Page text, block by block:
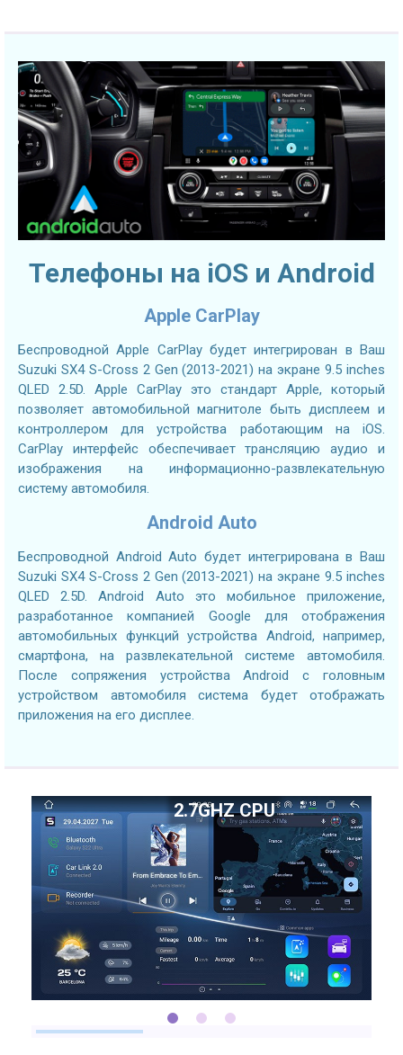
Телефоны на iOS и Android
Apple CarPlay
Беспроводной Apple CarPlay будет интегрирован в Ваш
Suzuki SX4 S-Cross 2 Gen (2013-2021) на экране 9.5 inches
QLED 2.5D. Apple CarPlay это стандарт Apple, который
позволяет автомобильной магнитоле быть дисплеем и
контроллером для устройства работающим на iOS.
CarPlay интерфейс обеспечивает трансляцию аудио и
изображения на информационно-развлекательную
систему автомобиля.
Android Auto
Беспроводной Android Auto будет интегрирована в Ваш
Suzuki SX4 S-Cross 2 Gen (2013-2021) на экране 9.5 inches
QLED 2.5D. Android Auto это мобильное приложение,
разработанное компанией Google для отображения
автомобильных функций устройства Android, например,
смартфона, на развлекательной системе автомобиля.
После сопряжения устройства Android с головным
устройством автомобиля система будет отображать
приложения на его дисплее.
2.7GHZ CPU